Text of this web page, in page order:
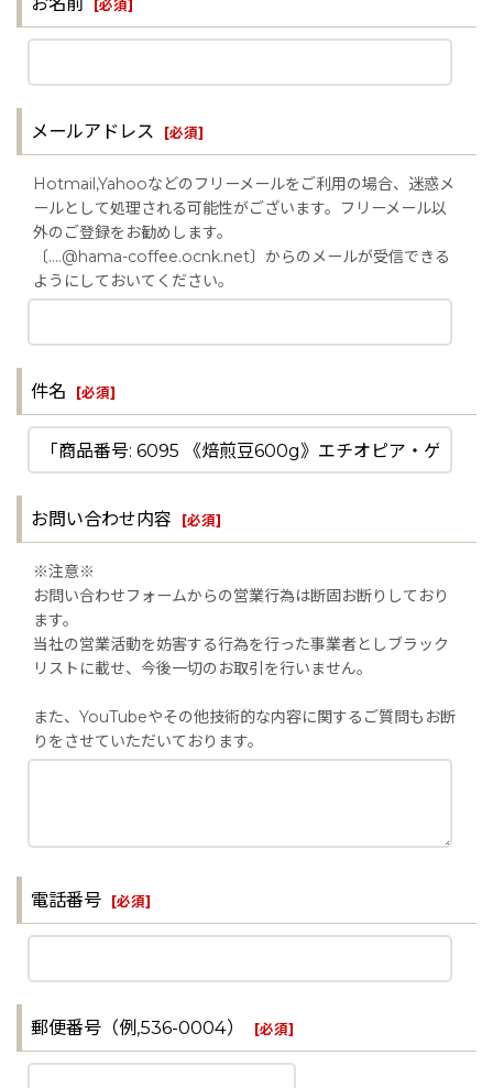
[必須]
メールアドレス [必須]
Hotmail,Yahooなどのフリーメールをご利用の場合、迷惑メ
ールとして処理される可能性がございます。フリーメール以
外のご登録をお勧めします。
〔....@hama-coffee.ocnk.net〕からのメールが受信できる
ようにしておいてください。
件名 [必須]
お問い合わせ内容 [必須]
※注意※
お問い合わせフォームからの営業行為は断固お断りしており
ます。
当社の営業活動を妨害する行為を行った事業者としブラック
リストに載せ、今後一切のお取引を行いません。
また、YouTubeやその他技術的な内容に関するご質問もお断
りをさせていただいております。
電話番号 [必須]
郵便番号（例,536-0004） [必須]